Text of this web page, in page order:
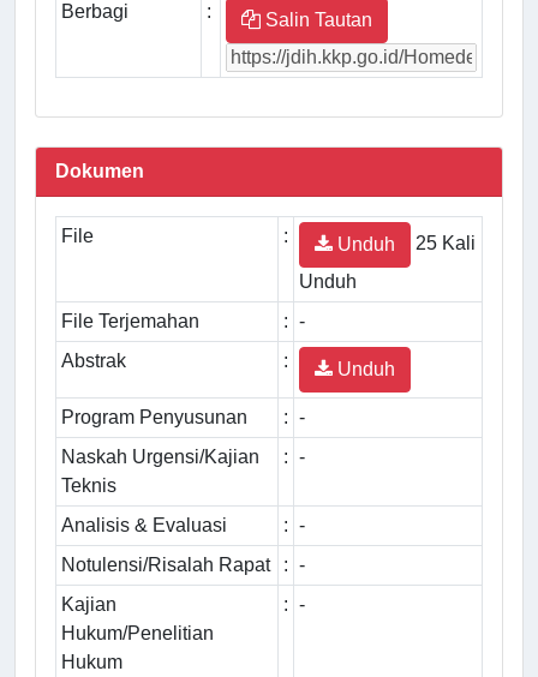
Berbagi : Salin Tautan
Dokumen
File : Unduh
25 Kali
Unduh
File Terjemahan
: -
Abstrak
: Unduh
Program Penyusunan : -
Naskah Urgensi/Kajian
Teknis
: -
Analisis & Evaluasi : -
Notulensi/Risalah Rapat
: -
Kajian
Hukum/Penelitian
Hukum
: -